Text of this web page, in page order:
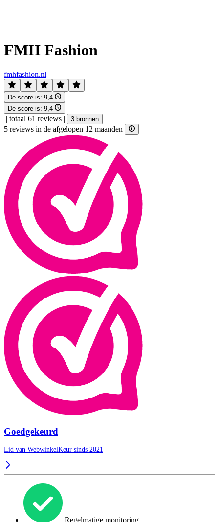
FMH Fashion
fmhfashion.nl
De score is: 9,4
De score is: 9,4
| totaal 61 reviews | 3 bronnen
5 reviews in de afgelopen 12 maanden
Goedgekeurd
Lid van WebwinkelKeur sinds 2021
Regelmatige monitoring